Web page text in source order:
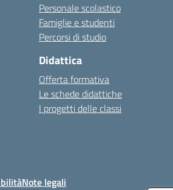
Personale scolastico
Famiglie e studenti
Percorsi di studio
Didattica
Offerta formativa
Le schede didattiche
I progetti delle classi
Note legali